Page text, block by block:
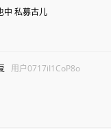
中 私募古儿
用户0717iI1CoP8o